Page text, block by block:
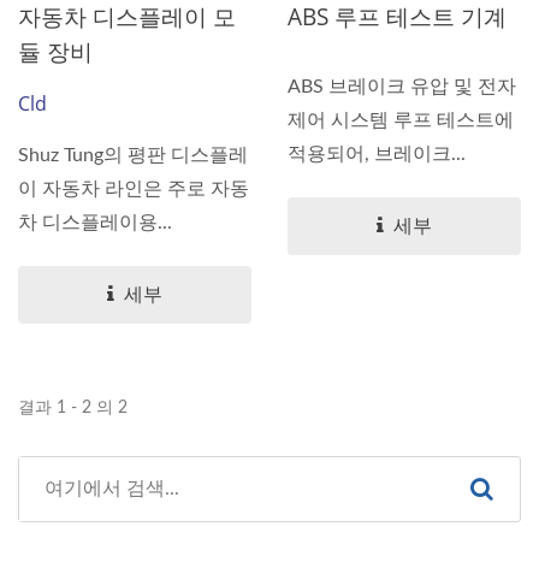
자동차 디스플레이 모
듈 장비
Cld
Shuz Tung의 평판 디스플레
이 자동차 라인은 주로 자동
차 디스플레이용...
세부
ABS 루프 테스트 기계
ABS 브레이크 유압 및 전자
제어 시스템 루프 테스트에
적용되어, 브레이크...
세부
결과 1 - 2 의 2